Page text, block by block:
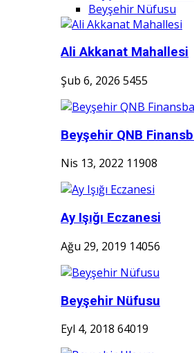
Beyşehir Nüfusu
Ali Akkanat Mahallesi
Şub 6, 2026 5455
Beyşehir QNB
Nis 13, 2022 11908
Ay Işığı Eczanesi
Ağu 29, 2019 14056
Beyşehir Nüfusu
Eyl 4, 2018 64019